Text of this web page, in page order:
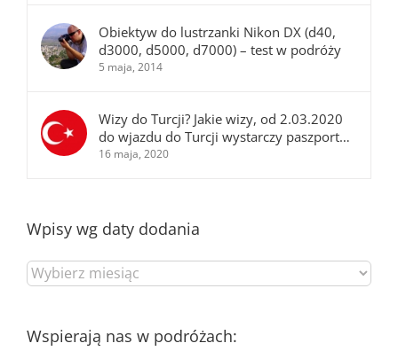
Obiektyw do lustrzanki Nikon DX (d40,
d3000, d5000, d7000) – test w podróży
5 maja, 2014
Wizy do Turcji? Jakie wizy, od 2.03.2020
do wjazdu do Turcji wystarczy paszport…
16 maja, 2020
Wpisy wg daty dodania
Wpisy
wg
Wspierają nas w podróżach: